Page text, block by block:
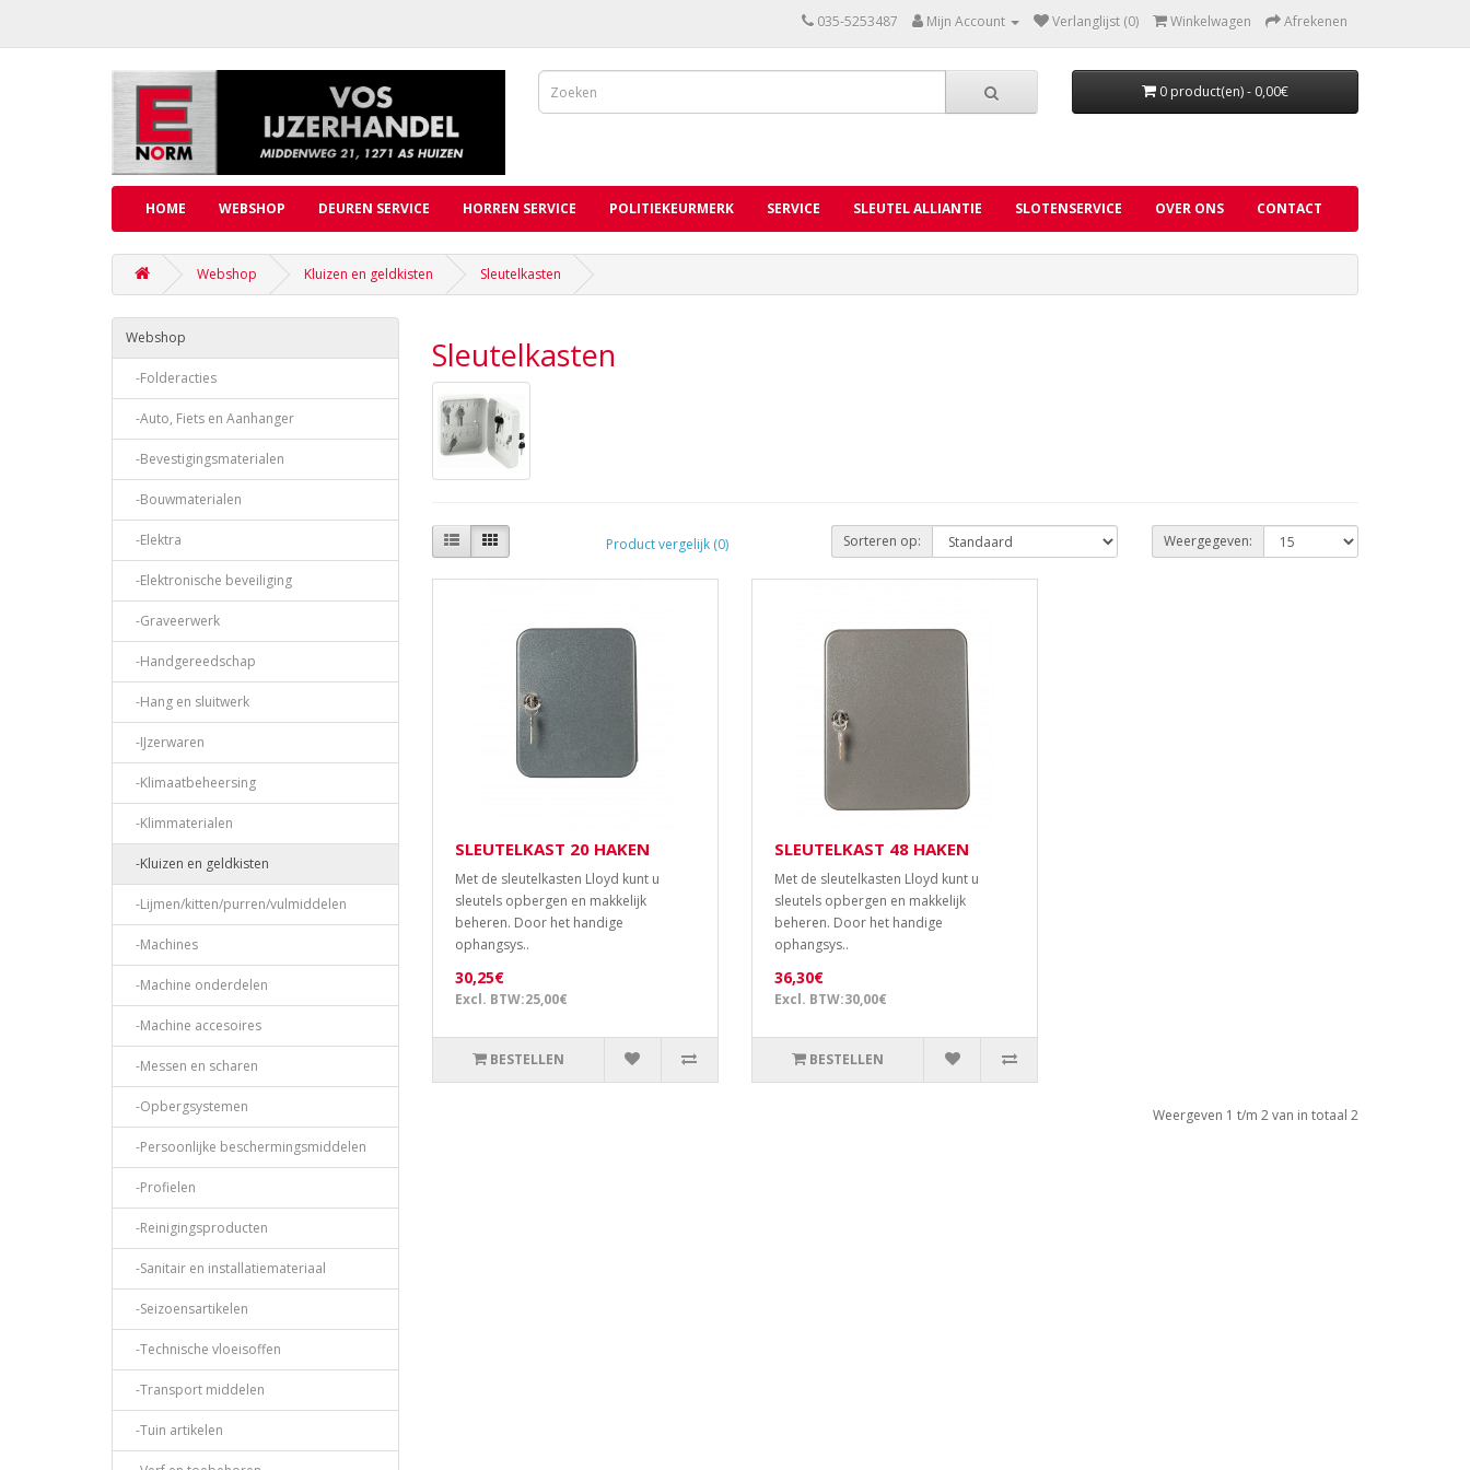
035-5253487 Mijn Account Verlanglijst (0) Winkelwagen Afrekenen
0 product(en) - 0,00€
HOME WEBSHOP DEUREN SERVICE HORREN SERVICE POLITIEKEURMERK SERVICE SLEUTEL ALLIANTIE SLOTENSERVICE OVER ONS CONTACT
Webshop Kluizen en geldkisten Sleutelkasten
Webshop
-Folderacties
-Auto, Fiets en Aanhanger
-Bevestigingsmaterialen
-Bouwmaterialen
-Elektra
-Elektronische beveiliging
-Graveerwerk
-Handgereedschap
-Hang en sluitwerk
-IJzerwaren
-Klimaatbeheersing
-Klimmaterialen
-Kluizen en geldkisten
-Lijmen/kitten/purren/vulmiddelen
-Machines
-Machine onderdelen
-Machine accesoires
-Messen en scharen
-Opbergsystemen
-Persoonlijke beschermingsmiddelen
-Profielen
-Reinigingsproducten
-Sanitair en installatiemateriaal
-Seizoensartikelen
-Technische vloeisoffen
-Transport middelen
-Tuin artikelen
Sleutelkasten
Product vergelijk (0) Sorteren op: Weergegeven:
SLEUTELKAST 20 HAKEN
Met de sleutelkasten Lloyd kunt u
sleutels opbergen en makkelijk
beheren. Door het handige
ophangsys..
30,25€
Excl. BTW:25,00€
BESTELLEN
SLEUTELKAST 48 HAKEN
Met de sleutelkasten Lloyd kunt u
sleutels opbergen en makkelijk
beheren. Door het handige
ophangsys..
36,30€
Excl. BTW:30,00€
BESTELLEN
Weergeven 1 t/m 2 van in totaal 2